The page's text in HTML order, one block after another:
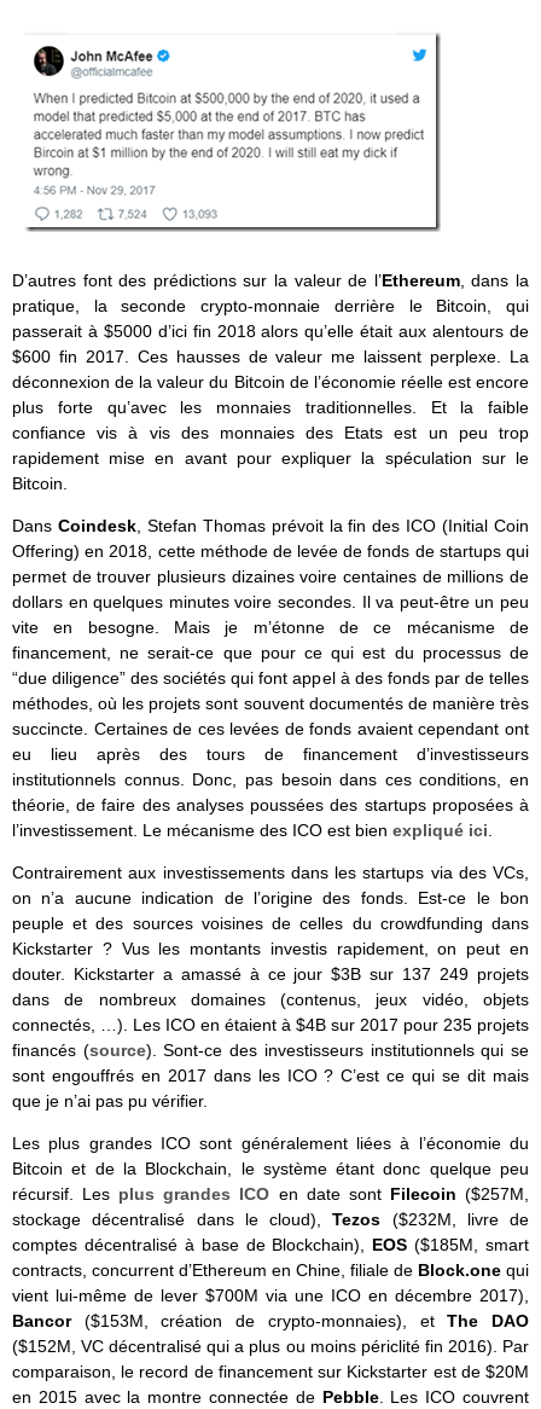
D’autres font des prédictions sur la valeur de l’Ethereum, dans la
pratique, la seconde crypto-monnaie derrière le Bitcoin, qui
passerait à $5000 d’ici fin 2018 alors qu’elle était aux alentours de
$600 fin 2017. Ces hausses de valeur me laissent perplexe. La
déconnexion de la valeur du Bitcoin de l’économie réelle est encore
plus forte qu’avec les monnaies traditionnelles. Et la faible
confiance vis à vis des monnaies des Etats est un peu trop
rapidement mise en avant pour expliquer la spéculation sur le
Bitcoin.
Dans Coindesk, Stefan Thomas prévoit la fin des ICO (Initial Coin
Offering) en 2018, cette méthode de levée de fonds de startups qui
permet de trouver plusieurs dizaines voire centaines de millions de
dollars en quelques minutes voire secondes. Il va peut-être un peu
vite en besogne. Mais je m’étonne de ce mécanisme de
financement, ne serait-ce que pour ce qui est du processus de
“due diligence” des sociétés qui font appel à des fonds par de telles
méthodes, où les projets sont souvent documentés de manière très
succincte. Certaines de ces levées de fonds avaient cependant ont
eu lieu après des tours de financement d’investisseurs
institutionnels connus. Donc, pas besoin dans ces conditions, en
théorie, de faire des analyses poussées des startups proposées à
l’investissement. Le mécanisme des ICO est bien expliqué ici.
Contrairement aux investissements dans les startups via des VCs,
on n’a aucune indication de l’origine des fonds. Est-ce le bon
peuple et des sources voisines de celles du crowdfunding dans
Kickstarter ? Vus les montants investis rapidement, on peut en
douter. Kickstarter a amassé à ce jour $3B sur 137 249 projets
dans de nombreux domaines (contenus, jeux vidéo, objets
connectés, …). Les ICO en étaient à $4B sur 2017 pour 235 projets
financés (source). Sont-ce des investisseurs institutionnels qui se
sont engouffrés en 2017 dans les ICO ? C’est ce qui se dit mais
que je n’ai pas pu vérifier.
Les plus grandes ICO sont généralement liées à l’économie du
Bitcoin et de la Blockchain, le système étant donc quelque peu
récursif. Les plus grandes ICO en date sont Filecoin ($257M,
stockage décentralisé dans le cloud),Tezos ($232M, livre de
comptes décentralisé à base de Blockchain), EOS ($185M, smart
contracts, concurrent d’Ethereum en Chine, filiale de Block.one qui
vient lui-même de lever $700M via une ICO en décembre 2017),
Bancor($153M, création de crypto-monnaies), etThe DAO
($152M, VC décentralisé qui a plus ou moins périclité fin 2016). Par
comparaison, le record de financement sur Kickstarter est de $20M
en 2015 avec la montre connectée de Pebble. Les ICO couvrent